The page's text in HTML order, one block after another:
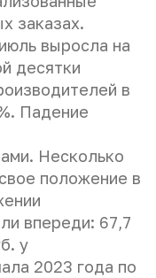
заказах.
выросла на
десятки
в
Падение
Несколько
положение в
впереди: 67,7
у
2023 года по